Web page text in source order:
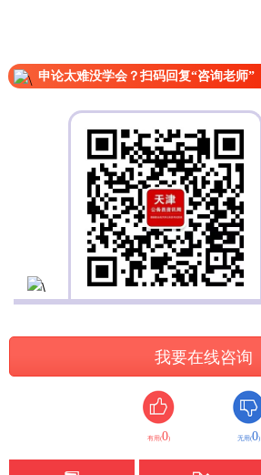
申论太难没学会？扫码回复“咨询老师”
我要在线咨询
有用(0) 无用(0)